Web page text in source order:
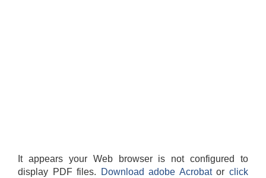
It appears your Web browser is not configured to
display PDF files.
Download adobe Acrobatorclick